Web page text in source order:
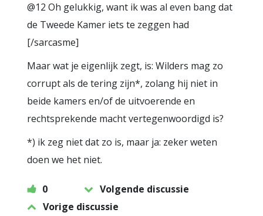
@12 Oh gelukkig, want ik was al even bang dat
de Tweede Kamer iets te zeggen had
[/sarcasme]
Maar wat je eigenlijk zegt, is: Wilders mag zo
corrupt als de tering zijn*, zolang hij niet in
beide kamers en/of de uitvoerende en
rechtsprekende macht vertegenwoordigd is?
*) ik zeg niet dat zo is, maar ja: zeker weten
doen we het niet.
0
Volgende discussie
Vorige discussie